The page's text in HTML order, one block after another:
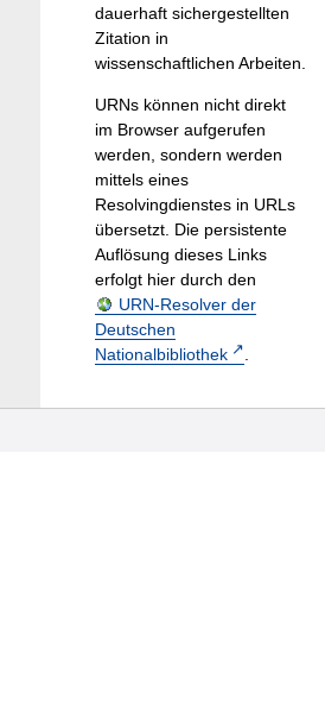
dauerhaft sichergestellten
Zitation in
wissenschaftlichen Arbeiten.
URNs können nicht direkt
im Browser aufgerufen
werden, sondern werden
mittels eines
Resolvingdienstes in URLs
übersetzt. Die persistente
Auflösung dieses Links
erfolgt hier durch den
URN-Resolver der
Deutschen
Nationalbibliothek
.